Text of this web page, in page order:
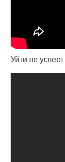
Уйти не